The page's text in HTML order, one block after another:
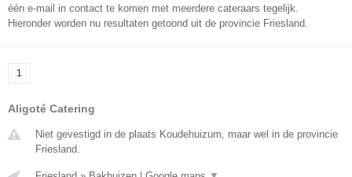
één e-mail in contact te komen met meerdere cateraars tegelijk.
Hieronder worden nu resultaten getoond uit de provincie Friesland.
1
Aligoté Catering
Niet gevestigd in de plaats Koudehuizum, maar wel in de provincie
Friesland.